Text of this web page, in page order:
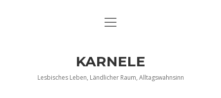
DATENSCHUTZERKLÄRUNG
Menü
KARNELE
Lesbisches Leben, Ländlicher Raum, Alltagswahnsinn